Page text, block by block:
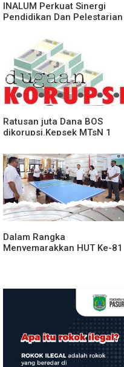
INALUM Perkuat Sinergi
Pendidikan Dan Pelestarian
PemprovSu
Ratusan juta Dana BOS
dikorupsi.Kepsek MTsN 1
Dalam Rangka
Menyemarakkan HUT Ke-81